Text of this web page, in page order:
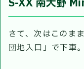
S-XX 南大野
さて、次はこのま
団地入口」で下車